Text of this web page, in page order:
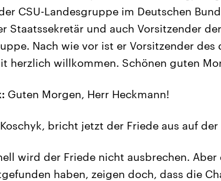
CSU-Landesgruppe im Deutschen
Staatssekretär und auch Vorsitzender
Nach wie vor ist er Vorsitzender des
herzlich willkommen. Schönen guten
Guten Morgen, Herr Heckmann!
bricht jetzt der Friede aus auf
wird der Friede nicht ausbrechen.
haben, zeigen doch, dass die